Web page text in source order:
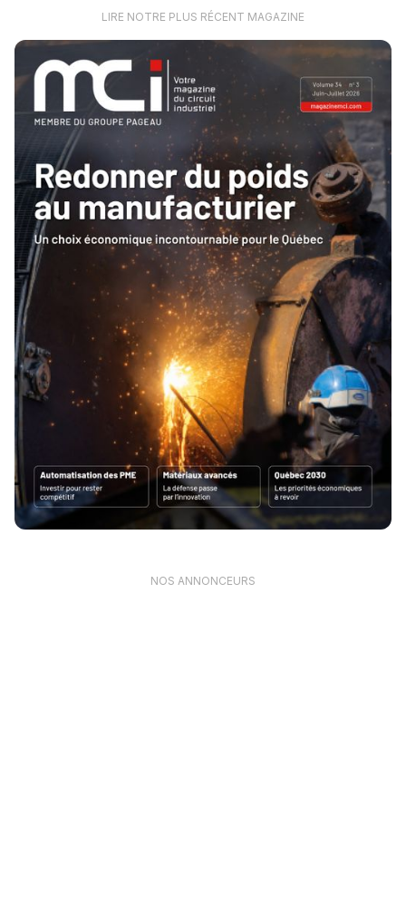
LIRE NOTRE PLUS RÉCENT MAGAZINE
NOS ANNONCEURS